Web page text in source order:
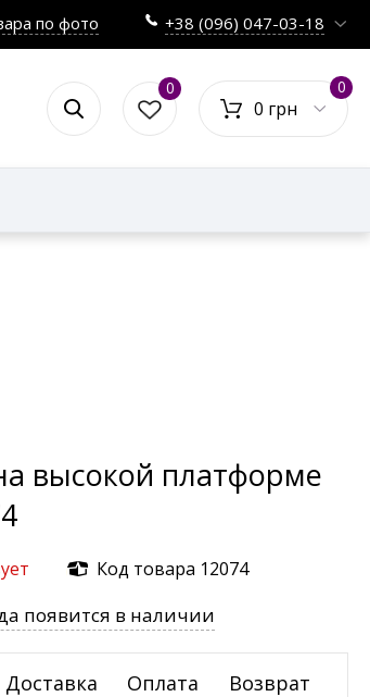
по фото +38 (096) 047-03-18
0
0 грн
0
высокой платформе
Код товара 12074
появится в наличии
Доставка Оплата Возврат